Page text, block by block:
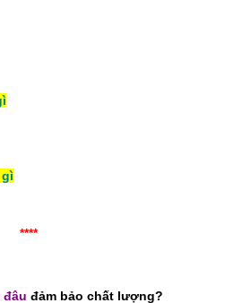
****
đâu đảm bảo chất lượng?